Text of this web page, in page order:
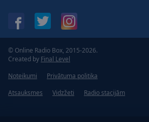
© Online Radio Box, 2015-2026.
Created by Final Level
Noteikumi
Privātuma politika
Atsauksmes
Vidzžeti Radio stacijām